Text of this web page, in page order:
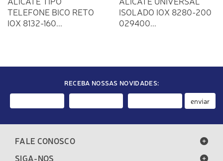
TELEFONE BICO RETO
IOX 8132-160...
ISOLADO IOX 8280-200
029400...
RECEBA NOSSAS NOVIDADES:
enviar
FALE CONOSCO
SIGA-NOS